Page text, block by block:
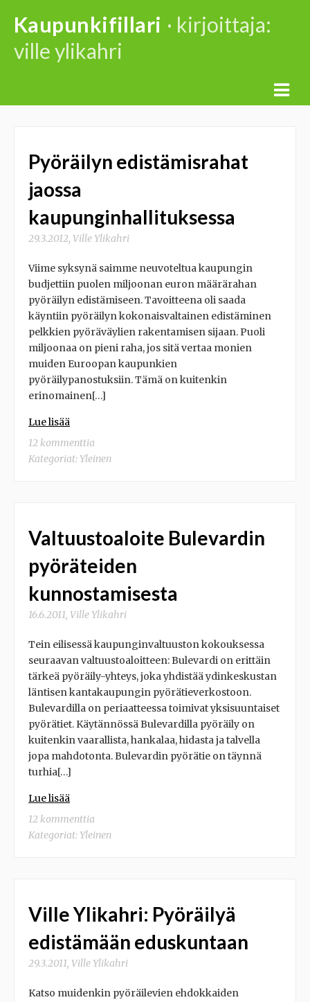
content
Kaupunkifillari · kirjoittaja:
ville ylikahri
Pyöräilyn edistämisrahat
jaossa
kaupunginhallituksessa
29.3.2012, Ville Ylikahri
Viime syksynä saimme neuvoteltua kaupungin
budjettiin puolen miljoonan euron määrärahan
pyöräilyn edistämiseen. Tavoitteena oli saada
käyntiin pyöräilyn kokonaisvaltainen edistäminen
pelkkien pyöräväylien rakentamisen sijaan. Puoli
miljoonaa on pieni raha, jos sitä vertaa monien
muiden Euroopan kaupunkien
pyöräilypanostuksiin. Tämä on kuitenkin
erinomainen[…]
Lue lisää
12 kommenttia
Kategoriat: Yleinen
Valtuustoaloite Bulevardin
pyöräteiden
kunnostamisesta
16.6.2011, Ville Ylikahri
Tein eilisessä kaupunginvaltuuston kokouksessa
seuraavan valtuustoaloitteen: Bulevardi on erittäin
tärkeä pyöräily-yhteys, joka yhdistää ydinkeskustan
läntisen kantakaupungin pyörätieverkostoon.
Bulevardilla on periaatteessa toimivat yksisuuntaiset
pyörätiet. Käytännössä Bulevardilla pyöräily on
kuitenkin vaarallista, hankalaa, hidasta ja talvella
jopa mahdotonta. Bulevardin pyörätie on täynnä
turhia[…]
Lue lisää
12 kommenttia
Kategoriat: Yleinen
Ville Ylikahri: Pyöräilyä
edistämään eduskuntaan
29.3.2011, Ville Ylikahri
Katso muidenkin pyöräilevien ehdokkaiden